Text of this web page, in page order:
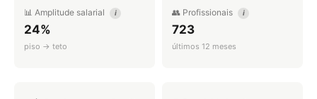
📊 Amplitude salarial i
24%
piso → teto
👥 Profissionais i
723
últimos 12 meses